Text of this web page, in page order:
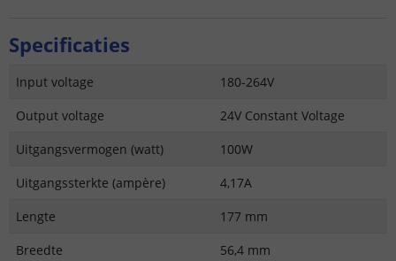
Specificaties
Input voltage
180-264V
Output voltage
24V Constant Voltage
Uitgangsvermogen (watt)
100W
Uitgangssterkte (ampère)
4,17A
Lengte
177 mm
Breedte
56,4 mm